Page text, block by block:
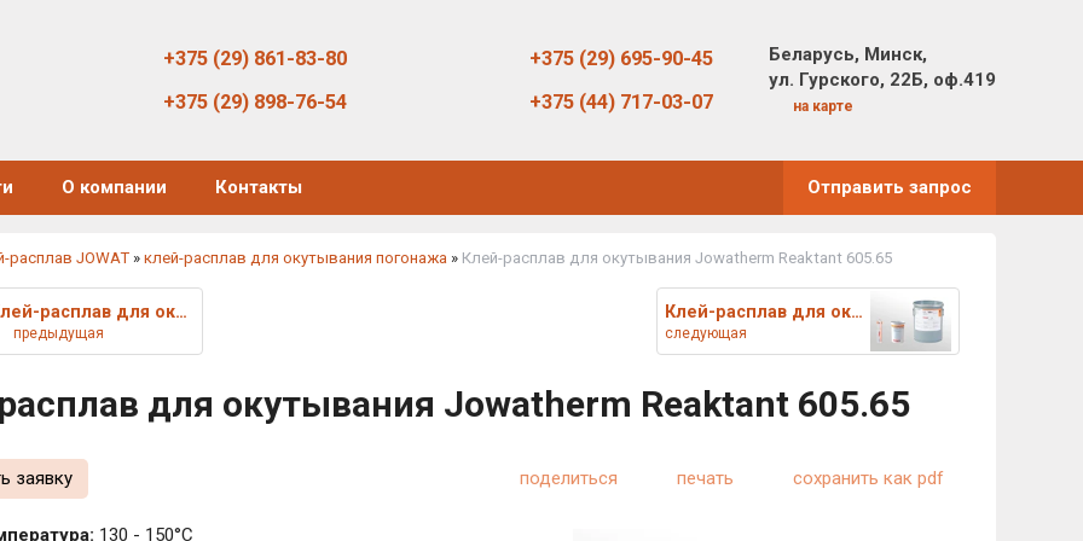
+375 (29) 861-83-80
+375 (29) 898-76-54
+375 (29) 695-90-45
+375 (44) 717-03-07
Беларусь, Минск,
ул. Гурского, 22Б, оф.419
на карте
О компании Контакты Отправить запрос
расплав JOWAT » клей-расплав для окутывания погонажа » Клей-расплав для окутывания Jowatherm Reaktant 605.65
Клей-расплав для окутывания Jo
предыдущая
Клей-расплав для окутывания Jo
следующая
для окутывания Jowatherm Reaktant 605.65
заявку поделиться печать сохранить как pdf
130 - 150°C